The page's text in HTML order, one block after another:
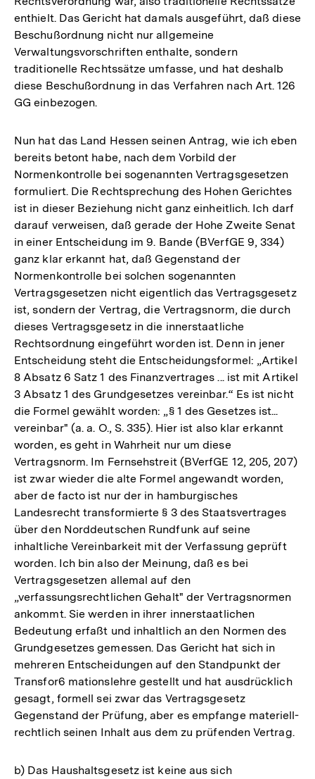
enthielt. Das Gericht hat damals ausgeführt, daß diese
Beschußordnung nicht nur allgemeine
Verwaltungsvorschriften enthalte, sondern
traditionelle Rechtssätze umfasse, und hat deshalb
diese Beschußordnung in das Verfahren nach Art. 126
GG einbezogen.
Nun hat das Land Hessen seinen Antrag, wie ich eben
bereits betont habe, nach dem Vorbild der
Normenkontrolle bei sogenannten Vertragsgesetzen
formuliert. Die Rechtsprechung des Hohen Gerichtes
ist in dieser Beziehung nicht ganz einheitlich. Ich darf
darauf verweisen, daß gerade der Hohe Zweite Senat
in einer Entscheidung im 9. Bande (BVerfGE 9, 334)
ganz klar erkannt hat, daß Gegenstand der
Normenkontrolle bei solchen sogenannten
Vertragsgesetzen nicht eigentlich das Vertragsgesetz
ist, sondern der Vertrag, die Vertragsnorm, die durch
dieses Vertragsgesetz in die innerstaatliche
Rechtsordnung eingeführt worden ist. Denn in jener
Entscheidung steht die Entscheidungsformel: „Artikel
8 Absatz 6 Satz 1 des Finanzvertrages ... ist mit Artikel
3 Absatz 1 des Grundgesetzes vereinbar.“ Es ist nicht
die Formel gewählt worden: „§ 1 des Gesetzes ist...
vereinbar" (a. a. O., S. 335). Hier ist also klar erkannt
worden, es geht in Wahrheit nur um diese
Vertragsnorm. Im Fernsehstreit (BVerfGE 12, 205, 207)
ist zwar wieder die alte Formel angewandt worden,
aber de facto ist nur der in hamburgisches
Landesrecht transformierte § 3 des Staatsvertrages
über den Norddeutschen Rundfunk auf seine
inhaltliche Vereinbarkeit mit der Verfassung geprüft
worden. Ich bin also der Meinung, daß es bei
Vertragsgesetzen allemal auf den
„verfassungsrechtlichen Gehalt" der Vertragsnormen
ankommt. Sie werden in ihrer innerstaatlichen
Bedeutung erfaßt und inhaltlich an den Normen des
Grundgesetzes gemessen. Das Gericht hat sich in
mehreren Entscheidungen auf den Standpunkt der
Transfor6 mationslehre gestellt und hat ausdrücklich
gesagt, formell sei zwar das Vertragsgesetz
Gegenstand der Prüfung, aber es empfange materiell-
rechtlich seinen Inhalt aus dem zu prüfenden Vertrag.
b) Das Haushaltsgesetz ist keine aus sich